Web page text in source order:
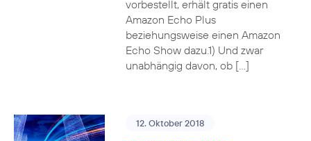
vorbestellt, erhält gratis einen
Amazon Echo Plus
beziehungsweise einen Amazon
Echo Show dazu.1) Und zwar
unabhängig davon, ob […]
12. Oktober 2018